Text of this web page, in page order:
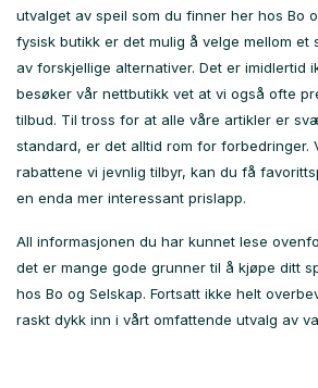
utvalget av speil som du finner her hos Bo
fysisk butikk er det mulig å velge mellom et
av forskjellige alternativer. Det er imidlertid
besøker vår nettbutikk vet at vi også ofte
tilbud. Til tross for at alle våre artikler er
standard, er det alltid rom for forbedringer.
rabattene vi jevnlig tilbyr, kan du få
en enda mer interessant prislapp.
All informasjonen du har kunnet lese
det er mange gode grunner til å kjøpe ditt
hos Bo og Selskap. Fortsatt ikke helt
raskt dykk inn i vårt omfattende utvalg av